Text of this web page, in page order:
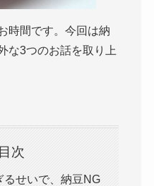
時間です。今回は納
な3つのお話を取り上
目次
るせいで、納豆NG